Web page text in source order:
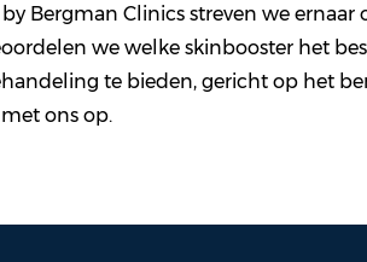
Bergman Clinics streven we
we welke skinbooster het
te bieden, gericht op het
ons op.